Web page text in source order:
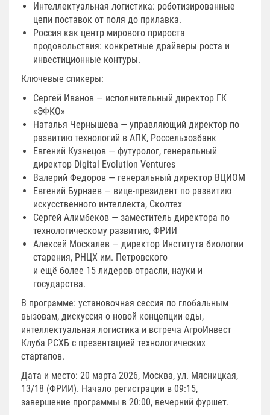
Интеллектуальная логистика: роботизированные
цепи поставок от поля до прилавка.
Россия как центр мирового прироста
продовольствия: конкретные драйверы роста и
инвестиционные контуры.
Ключевые спикеры:
Сергей Иванов — исполнительный директор ГК
«ЭФКО»
Наталья Чернышева — управляющий директор по
развитию технологий в АПК, Россельхозбанк
Евгений Кузнецов — футуролог, генеральный
директор Digital Evolution Ventures
Валерий Федоров — генеральный директор ВЦИОМ
Евгений Бурнаев — вице-президент по развитию
искусственного интеллекта, Сколтех
Сергей Алимбеков — заместитель директора по
технологическому развитию, ФРИИ
Алексей Москалев — директор Института биологии
старения, РНЦХ им. Петровского
и ещё более 15 лидеров отрасли, науки и
государства.
В программе: установочная сессия по глобальным
вызовам, дискуссия о новой концепции еды,
интеллектуальная логистика и встреча АгроИнвест
Клуба РСХБ с презентацией технологических
стартапов.
Дата и место: 20 марта 2026, Москва, ул. Мясницкая,
13/18 (ФРИИ). Начало регистрации в 09:15,
завершение программы в 20:00, вечерний фуршет.